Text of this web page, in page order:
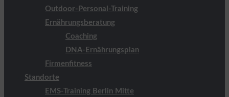
Outdoor-Personal-Training
Ernährungsberatung
Coaching
DNA-Ernährungsplan
Firmenfitness
Standorte
EMS-Training Berlin Mitte